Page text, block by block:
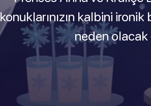
konuklarınızın kalbini
neden olacak